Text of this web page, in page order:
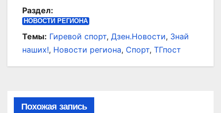
Раздел:
НОВОСТИ РЕГИОНА
Темы: Гиревой спорт, Дзен.Новости, Знай
наших!, Новости региона, Спорт, ТГпост
Похожая запись